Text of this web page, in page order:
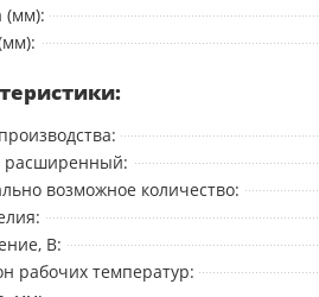
(мм):
расширенный:
возможное количество:
В:
рабочих температур: